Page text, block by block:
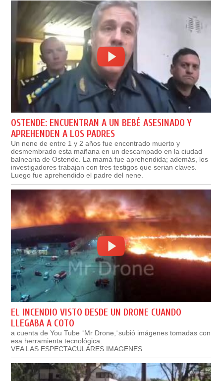
OSTENDE: ENCUENTRAN A UN BEBÉ ASESINADO Y
APREHENDEN A LOS PADRES
Un nene de entre 1 y 2 años fue encontrado muerto y
desmembrado esta mañana en un descampado en la ciudad
balnearia de Ostende. La mamá fue aprehendida; además, los
investigadores trabajan con tres testigos que serian claves.
Luego fue aprehendido el padre del nene.
EL INCENDIO VISTO DESDE UN DRONE CUANDO
LLEGABA A COTO
a cuenta de You Tube ¨Mr Drone,¨subió imágenes tomadas con
esa herramienta tecnológica.
VEA LAS ESPECTACULARES IMAGENES